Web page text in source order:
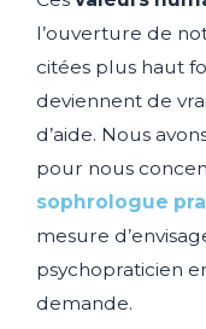
l’ouverture de
citées plus haut
deviennent de
d’aide. Nous
pour nous
sophrologue
mesure
psychopraticien
demande.